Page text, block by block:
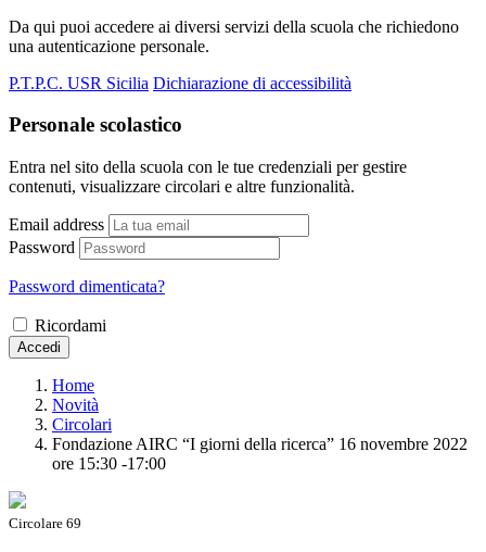
Da qui puoi accedere ai diversi servizi della scuola che richiedono
una autenticazione personale.
P.T.P.C. USR Sicilia Dichiarazione di accessibilità
Personale scolastico
Entra nel sito della scuola con le tue credenziali per gestire
contenuti, visualizzare circolari e altre funzionalità.
Email address
Password
Password dimenticata?
Ricordami
Accedi
Home
Novità
Circolari
Fondazione AIRC “I giorni della ricerca” 16 novembre 2022
ore 15:30 -17:00
Circolare 69